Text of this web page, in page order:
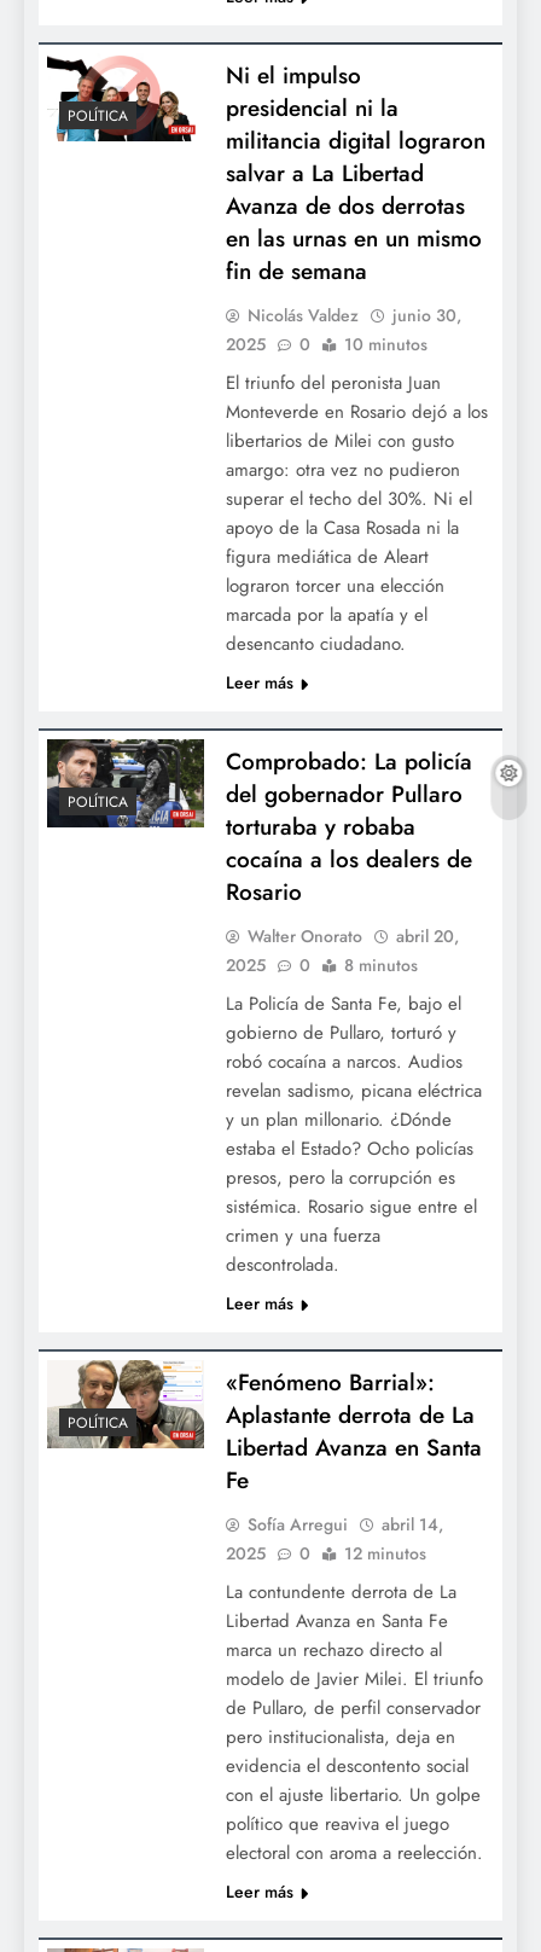
POLÍTICA
Ni el impulso
presidencial ni la
militancia digital lograron
salvar a La Libertad
Avanza de dos derrotas
en las urnas en un mismo
fin de semana
Nicolás Valdez
junio 30,
2025
0 10 minutos
El triunfo del peronista Juan
Monteverde en Rosario dejó a los
libertarios de Milei con gusto
amargo: otra vez no pudieron
superar el techo del 30%. Ni el
apoyo de la Casa Rosada ni la
figura mediática de Aleart
lograron torcer una elección
marcada por la apatía y el
desencanto ciudadano.
Leer más
POLÍTICA
Comprobado: La policía
del gobernador Pullaro
torturaba y robaba
cocaína a los dealers de
Rosario
Walter Onorato
abril 20,
2025
0 8 minutos
La Policía de Santa Fe, bajo el
gobierno de Pullaro, torturó y
robó cocaína a narcos. Audios
revelan sadismo, picana eléctrica
y un plan millonario. ¿Dónde
estaba el Estado? Ocho policías
presos, pero la corrupción es
sistémica. Rosario sigue entre el
crimen y una fuerza
descontrolada.
Leer más
POLÍTICA
«Fenómeno Barrial»:
Aplastante derrota de La
Libertad Avanza en Santa
Fe
Sofía Arregui
abril 14,
2025
0 12 minutos
La contundente derrota de La
Libertad Avanza en Santa Fe
marca un rechazo directo al
modelo de Javier Milei. El triunfo
de Pullaro, de perfil conservador
pero institucionalista, deja en
evidencia el descontento social
con el ajuste libertario. Un golpe
político que reaviva el juego
electoral con aroma a reelección.
Leer más